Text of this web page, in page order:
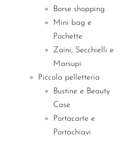
Borse shopping
Mini bag e
Pochette
Zaini, Secchielli e
Marsupi
Piccola pelletteria
Bustine e Beauty
Case
Portacarte e
Portachiavi